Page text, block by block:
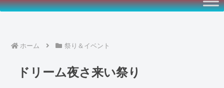
ホーム 祭り＆イベント
ドリーム夜さ来い祭り